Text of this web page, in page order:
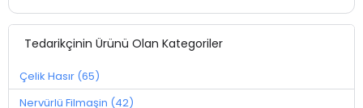
Tedarikçinin Ürünü Olan Kategoriler
Çelik Hasır (65)
Nervürlü Filmaşin (42)